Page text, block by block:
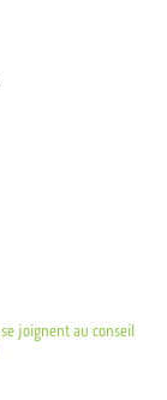
joignent au conseil